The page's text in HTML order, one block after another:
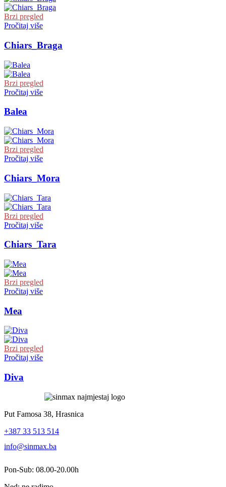
Brzi pregled
Pročitaj više
Chiars_Braga
Brzi pregled
Pročitaj više
Balea
Brzi pregled
Pročitaj više
Chiars_Mora
Brzi pregled
Pročitaj više
Chiars_Tara
Brzi pregled
Pročitaj više
Mea
Brzi pregled
Pročitaj više
Diva
Put Famosa 38, Hrasnica
+387 33 513 514
info@sinmax.ba
Pon-Sub: 08.00-20.00h